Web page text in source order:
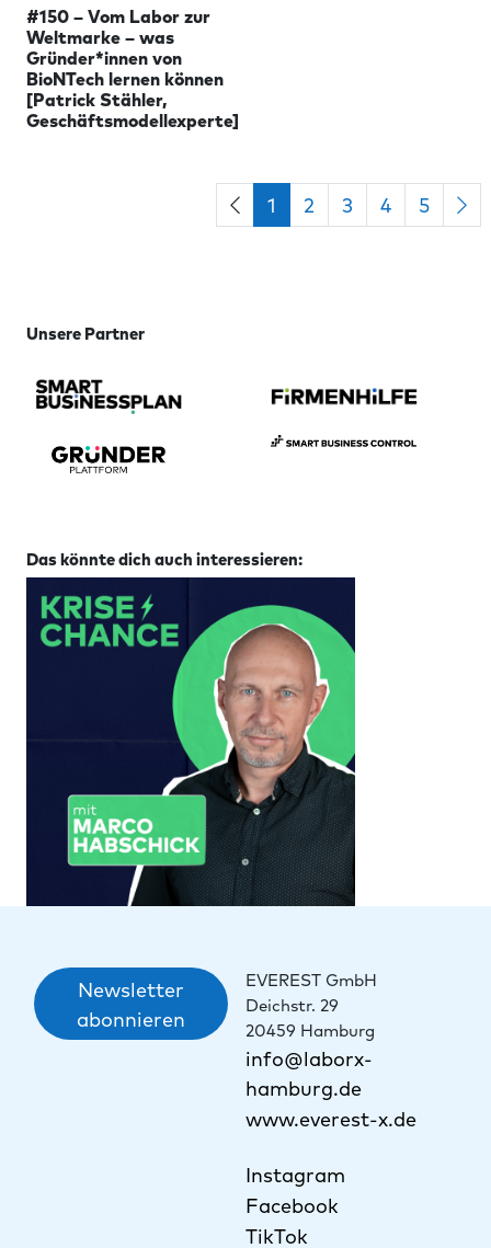
#150 – Vom Labor zur
Weltmarke – was
Gründer*innen von
BioNTech lernen können
[Patrick Stähler,
Geschäftsmodellexperte]
1 2 3 4 5
Unsere Partner
Das könnte dich auch interessieren:
Newsletter
abonnieren
EVEREST GmbH
Deichstr. 29
20459 Hamburg
info@laborx-
hamburg.de
www.everest-x.de
Instagram
Facebook
TikTok